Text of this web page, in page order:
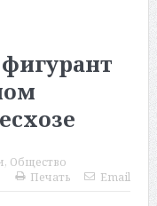
, Общество
Печать
Email